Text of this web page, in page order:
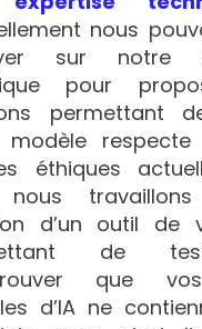
nous
sur notre
pour
permettant
modèle
éthiques
nous
d’un outil de
de
que
d’IA ne